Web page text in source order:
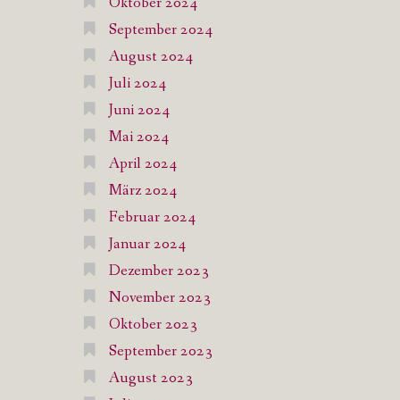
September 2024
August 2024
Juli 2024
Juni 2024
Mai 2024
April 2024
März 2024
Februar 2024
Januar 2024
Dezember 2023
November 2023
Oktober 2023
September 2023
August 2023